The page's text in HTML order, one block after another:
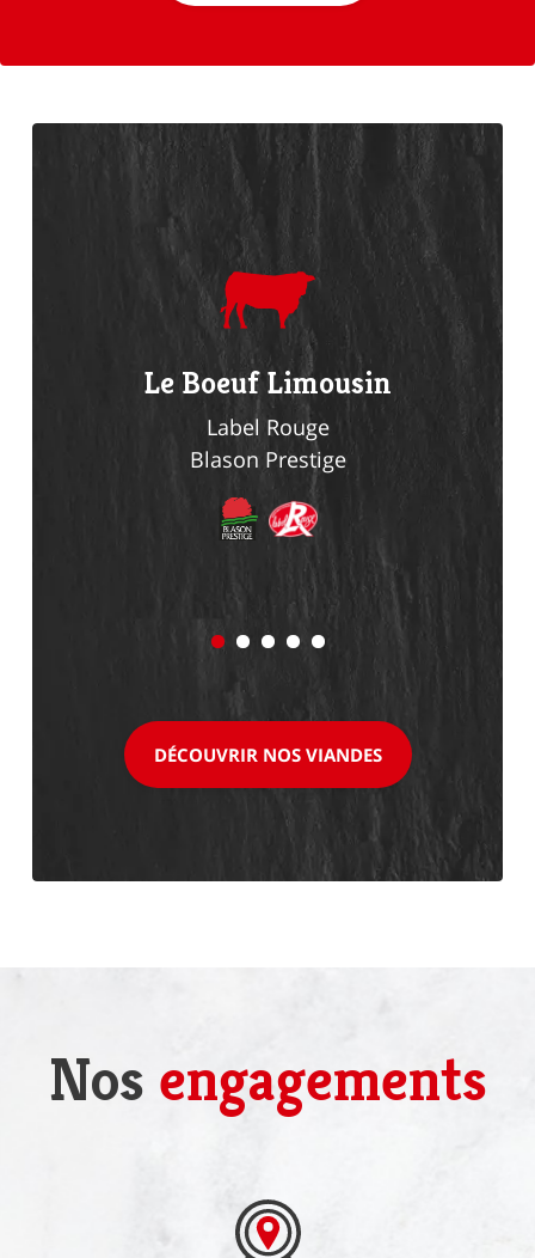
Le Boeuf Limousin
Label Rouge
Blason Prestige
DÉCOUVRIR NOS VIANDES
Nos engagements